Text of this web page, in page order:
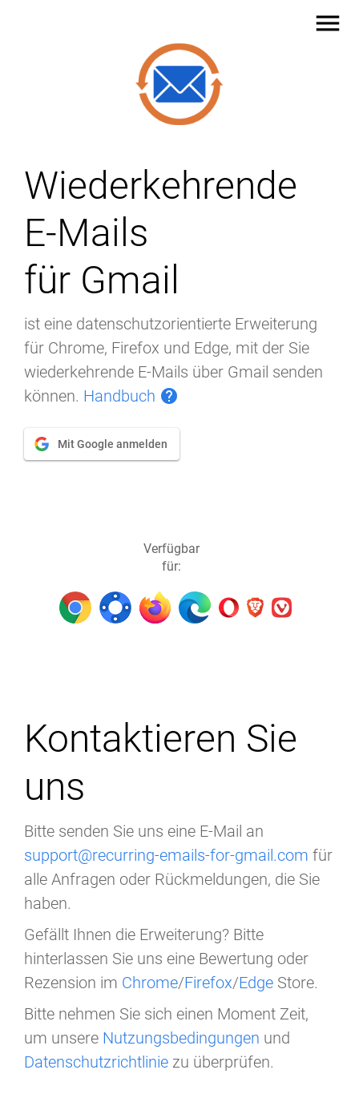
menu
Wiederkehrende
E-Mails
für Gmail
ist eine datenschutzorientierte Erweiterung
für Chrome, Firefox und Edge, mit der Sie
wiederkehrende E-Mails über Gmail senden
können. Handbuch help
Mit Google anmelden
Verfügbar
für:
Kontaktieren Sie
uns
Bitte senden Sie uns eine E-Mail an
support@recurring-emails-for-gmail.com für
alle Anfragen oder Rückmeldungen, die Sie
haben.
Gefällt Ihnen die Erweiterung? Bitte
hinterlassen Sie uns eine Bewertung oder
Rezension im Chrome/Firefox/Edge Store.
Bitte nehmen Sie sich einen Moment Zeit,
um unsere Nutzungsbedingungen und
Datenschutzrichtlinie zu überprüfen.